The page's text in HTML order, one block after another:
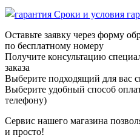
Сроки и условия
Оставьте заявку через форму
по бесплатному номеру
Получите консультацию
заказа
Выберите подходящий для вас
Выберите удобный способ
телефону)
Сервис нашего магазина
и просто!